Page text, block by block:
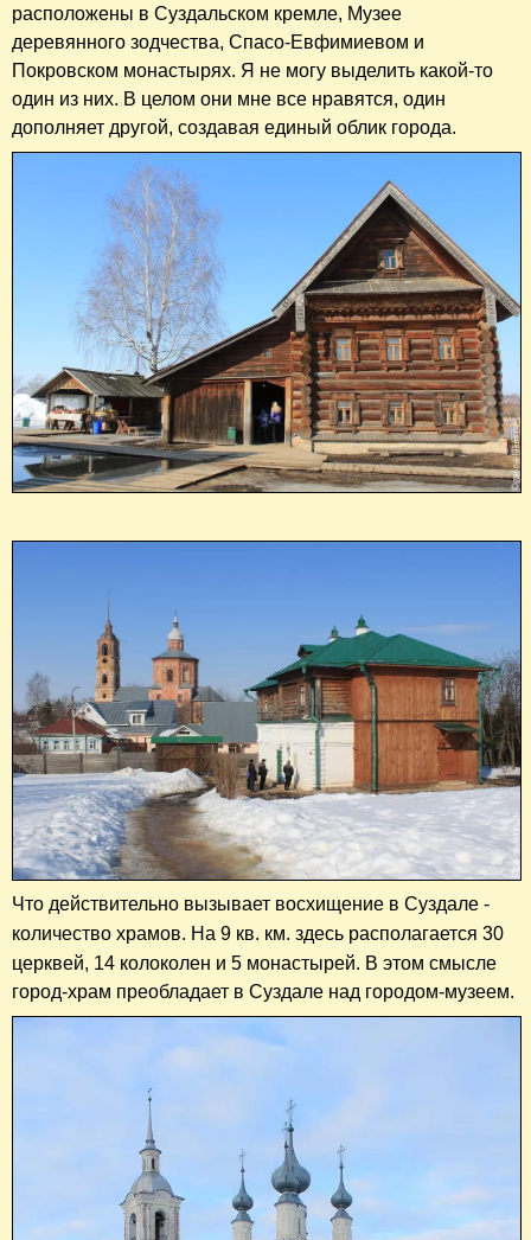
расположены в Суздальском кремле, Музее
деревянного зодчества, Спасо-Евфимиевом и
Покровском монастырях. Я не могу выделить какой-то
один из них. В целом они мне все нравятся, один
дополняет другой, создавая единый облик города.
Что действительно вызывает восхищение в Суздале -
количество храмов. На 9 кв. км. здесь располагается 30
церквей, 14 колоколен и 5 монастырей. В этом смысле
город-храм преобладает в Суздале над городом-музеем.